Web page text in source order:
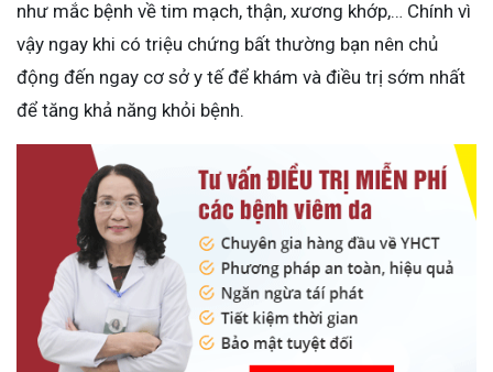
như mắc bệnh về tim mạch, thận, xương khớp,… Chính vì
vậy ngay khi có triệu chứng bất thường bạn nên chủ
động đến ngay cơ sở y tế để khám và điều trị sớm nhất
để tăng khả năng khỏi bệnh.